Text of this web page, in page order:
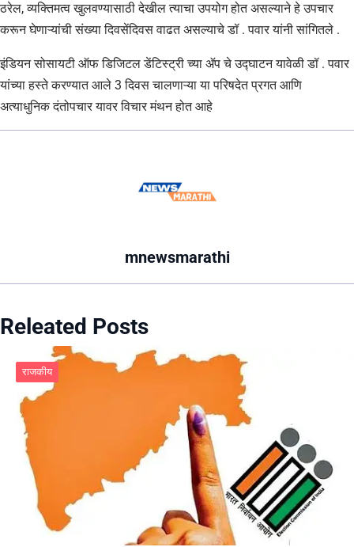
ठरेल, व्यक्तिमत्व खुलवण्यासाठी देखील त्याचा उपयोग होत असल्याने हे उपचार
करून घेणाऱ्यांची संख्या दिवसेंदिवस वाढत असल्याचे डॉ . पवार यांनी सांगितले .
इंडियन सोसायटी ऑफ डिजिटल डेंटिस्ट्री च्या ॲप चे उद्घाटन यावेळी डॉ . पवार
यांच्या हस्ते करण्यात आले 3 दिवस चालणाऱ्या या परिषदेत प्रगत आणि
अत्याधुनिक दंतोपचार यावर विचार मंथन होत आहे
mnewsmarathi
Releated Posts
राजकीय